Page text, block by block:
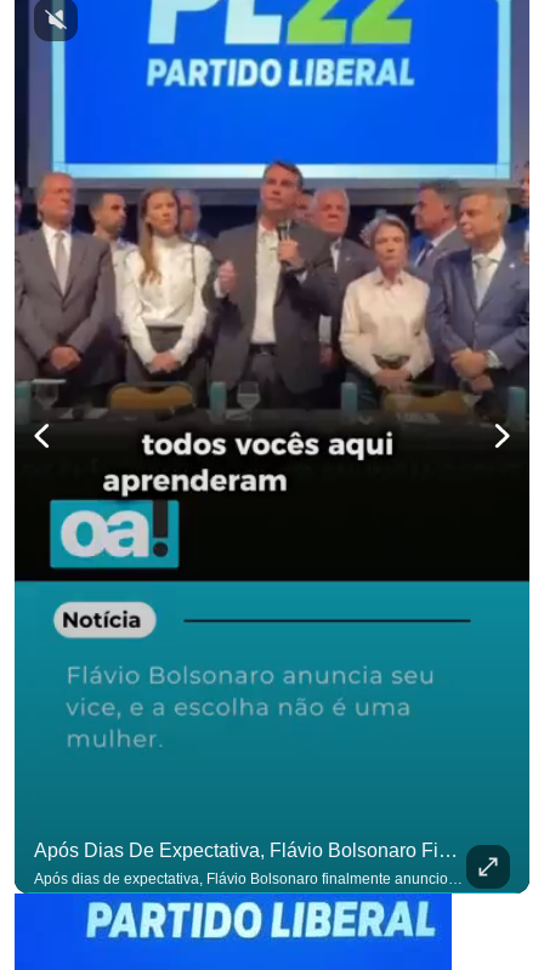
Após Dias De Expectativa, Flávio Bolsonaro Finalmente Anunciou Seu Vice. #OAntagonista